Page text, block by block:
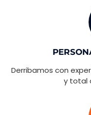
Derribamos con
y total